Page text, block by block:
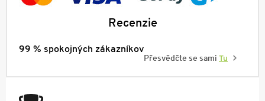
Recenzie
99 % spokojných zákazníkov
Přesvědčte se sami Tu